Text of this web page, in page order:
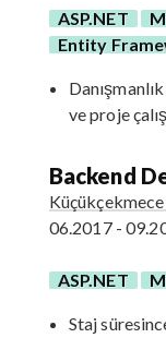
ASP.NET
Entity
ve proje
Backend
06.2017 -
ASP.NET
Staj